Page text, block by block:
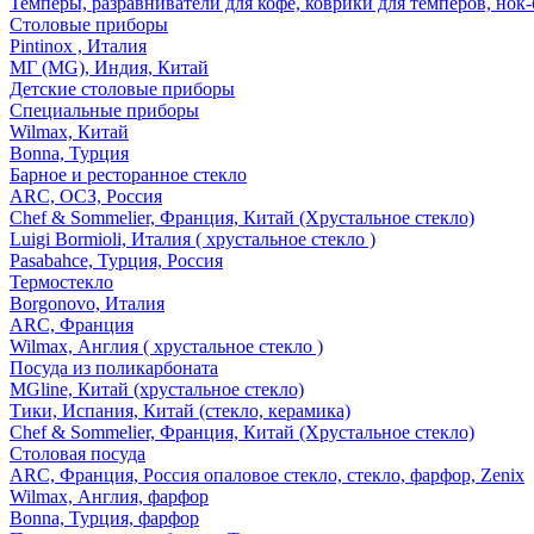
Столовые приборы
Pintinox , Италия
МГ (MG), Индия, Китай
Детские столовые приборы
Специальные приборы
Wilmax, Китай
Bonna, Турция
Барное и ресторанное стекло
ARC, ОСЗ, Россия
Chef & Sommelier, Франция, Китай (Хрустальное стекло)
Luigi Bormioli, Италия ( хрустальное стекло )
Pasabahce, Турция, Россия
Термостекло
Borgonovo, Италия
ARC, Франция
Wilmax, Англия ( хрустальное стекло )
Посуда из поликарбоната
MGline, Китай (хрустальное стекло)
Тики, Испания, Китай (стекло, керамика)
Chef & Sommelier, Франция, Китай (Хрустальное стекло)
Столовая посуда
ARC, Франция, Россия опаловое стекло, стекло, фарфор, Zenix
Wilmax, Англия, фарфор
Bonna, Турция, фарфор